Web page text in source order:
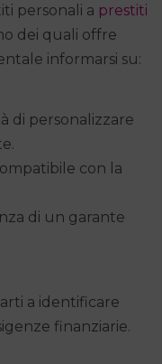
personali a prestiti
dei quali offre
informarsi su:
di personalizzare
con la
di un garante
a identificare
finanziarie.